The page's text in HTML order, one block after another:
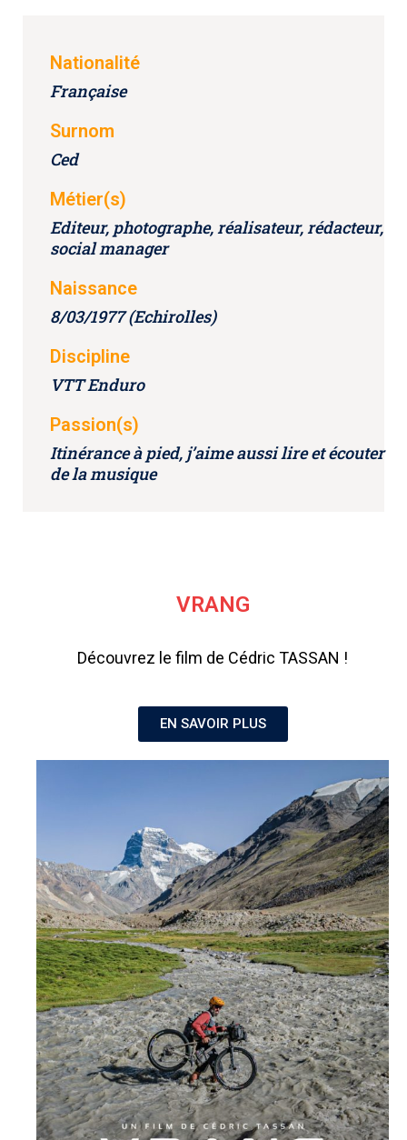
Nationalité
Française
Surnom
Ced
Métier(s)
Editeur, photographe, réalisateur, rédacteur,
social manager
Naissance
8/03/1977 (Echirolles)
Discipline
VTT Enduro
Passion(s)
Itinérance à pied, j’aime aussi lire et écouter
de la musique
VRANG
Découvrez le film de Cédric TASSAN !
EN SAVOIR PLUS